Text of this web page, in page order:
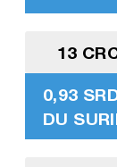
13
0,93
DU